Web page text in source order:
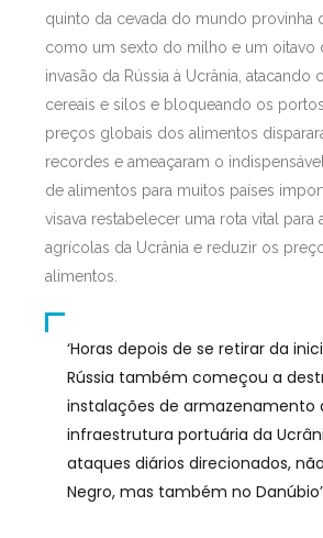
quinto da cevada do mundo provinha
como um sexto do milho e um oitavo
invasão da Rússia à Ucrânia, atacando
cereais e silos e bloqueando os
preços globais dos alimentos
recordes e ameaçaram o
de alimentos para muitos países
visava restabelecer uma rota vital para
agrícolas da Ucrânia e reduzir os
alimentos.
‘Horas depois de se retirar da
Rússia também começou a
instalações de armazenamento
infraestrutura portuária da
ataques diários direcionados,
Negro, mas também no Danúbio’